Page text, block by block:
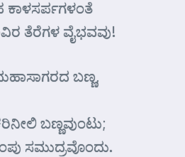
ಕಾಳಸರ್ಪಗಳಂತೆ
ತೆರೆಗಳ ವೈಭವವು!
ಬಣ್ಣ,
ಬಣ್ಣವುಂಟು;
ಸಮುದ್ರವೊಂದು.